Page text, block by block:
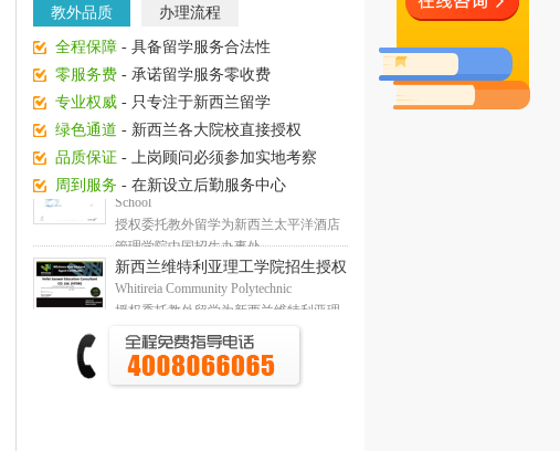
教外品质 办理流程
全程保障 - 具备留学服务合法性
零服务费 - 承诺留学服务零收费
专业权威 - 只专注于新西兰留学
绿色通道 - 新西兰各大院校直接授权
品质保证 - 上岗顾问必须参加实地考察
周到服务 - 在新设立后勤服务中心